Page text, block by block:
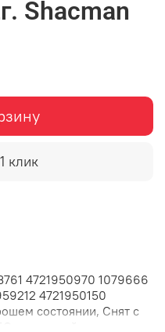
Shacman
клик
4721950970 1079666
4721950150
состоянии, Снят с